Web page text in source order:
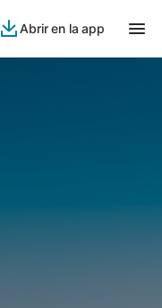
Abrir en la app